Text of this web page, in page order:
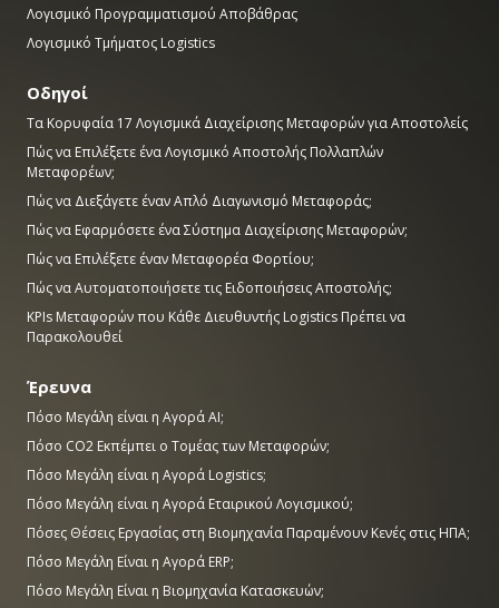
Λογισμικό Προγραμματισμού Αποβάθρας
Λογισμικό Τμήματος Logistics
Οδηγοί
Τα Κορυφαία 17 Λογισμικά Διαχείρισης Μεταφορών για Αποστολείς
Πώς να Επιλέξετε ένα Λογισμικό Αποστολής Πολλαπλών
Μεταφορέων;
Πώς να Διεξάγετε έναν Απλό Διαγωνισμό Μεταφοράς;
Πώς να Εφαρμόσετε ένα Σύστημα Διαχείρισης Μεταφορών;
Πώς να Επιλέξετε έναν Μεταφορέα Φορτίου;
Πώς να Αυτοματοποιήσετε τις Ειδοποιήσεις Αποστολής;
KPIs Μεταφορών που Κάθε Διευθυντής Logistics Πρέπει να
Παρακολουθεί
Έρευνα
Πόσο Μεγάλη είναι η Αγορά AI;
Πόσο CO2 Εκπέμπει ο Τομέας των Μεταφορών;
Πόσο Μεγάλη είναι η Αγορά Logistics;
Πόσο Μεγάλη είναι η Αγορά Εταιρικού Λογισμικού;
Πόσες Θέσεις Εργασίας στη Βιομηχανία Παραμένουν Κενές στις ΗΠΑ;
Πόσο Μεγάλη Είναι η Αγορά ERP;
Πόσο Μεγάλη Είναι η Βιομηχανία Κατασκευών;